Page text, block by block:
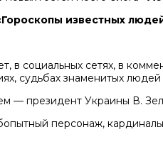
известных
в социальных сетях, в
судьбах знаменитых
— президент Украины В.
персонаж,